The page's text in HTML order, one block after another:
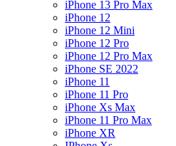
iPhone 13 Pro Max
iPhone 12
iPhone 12 Mini
iPhone 12 Pro
iPhone 12 Pro Max
iPhone SE 2022
iPhone 11
iPhone 11 Pro
iPhone Xs Max
iPhone 11 Pro Max
iPhone XR